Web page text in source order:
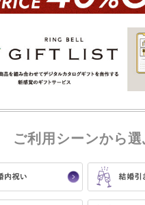
ご利用シーンから選